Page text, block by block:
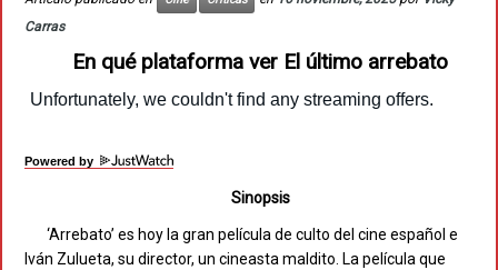
Carras
En qué plataforma ver El último arrebato
Powered by
Sinopsis
‘Arrebato’ es hoy la gran película de culto del cine español e
Iván Zulueta, su director, un cineasta maldito. La película que